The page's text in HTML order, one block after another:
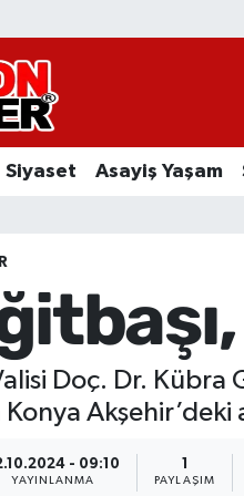
Siyaset Asayiş Yaşam
Doç. Dr. Kübra
Konya
- 09:10
YAYINLANMA PAYLAŞIM